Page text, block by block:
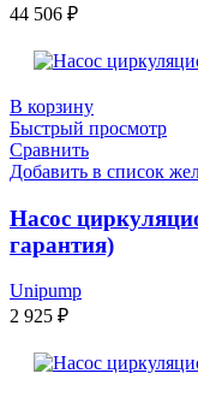
44 506 ₽
В корзину
Быстрый просмотр
Сравнить
Добавить в список
Насос
гарантия)
Unipump
2 925 ₽